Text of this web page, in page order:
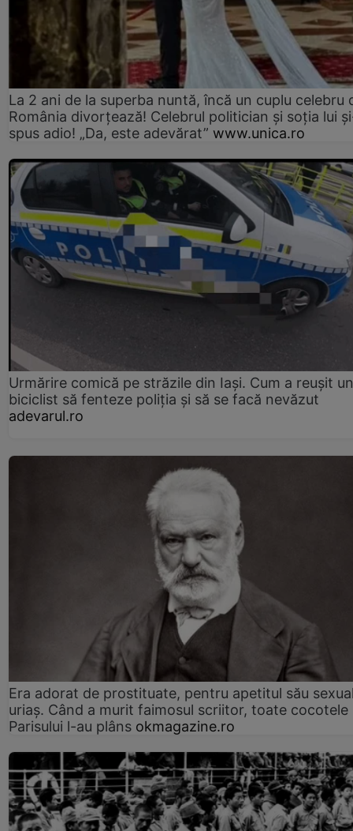
La 2 ani de la superba nuntă, încă un cuplu celebru
România divorțează! Celebrul politician și soția lui
spus adio! „Da, este adevărat” www.unica.ro
Urmărire comică pe străzile din Iași. Cum a reușit un
biciclist să fenteze poliția și să se facă nevăzut
adevarul.ro
Era adorat de prostituate, pentru apetitul său
uriaș. Când a murit faimosul scriitor, toate cocotele
Parisului l-au plâns okmagazine.ro